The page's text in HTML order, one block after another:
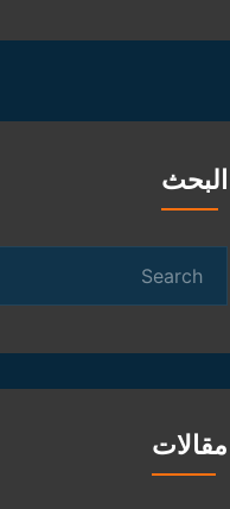
الفلكية
البحث
مقالات